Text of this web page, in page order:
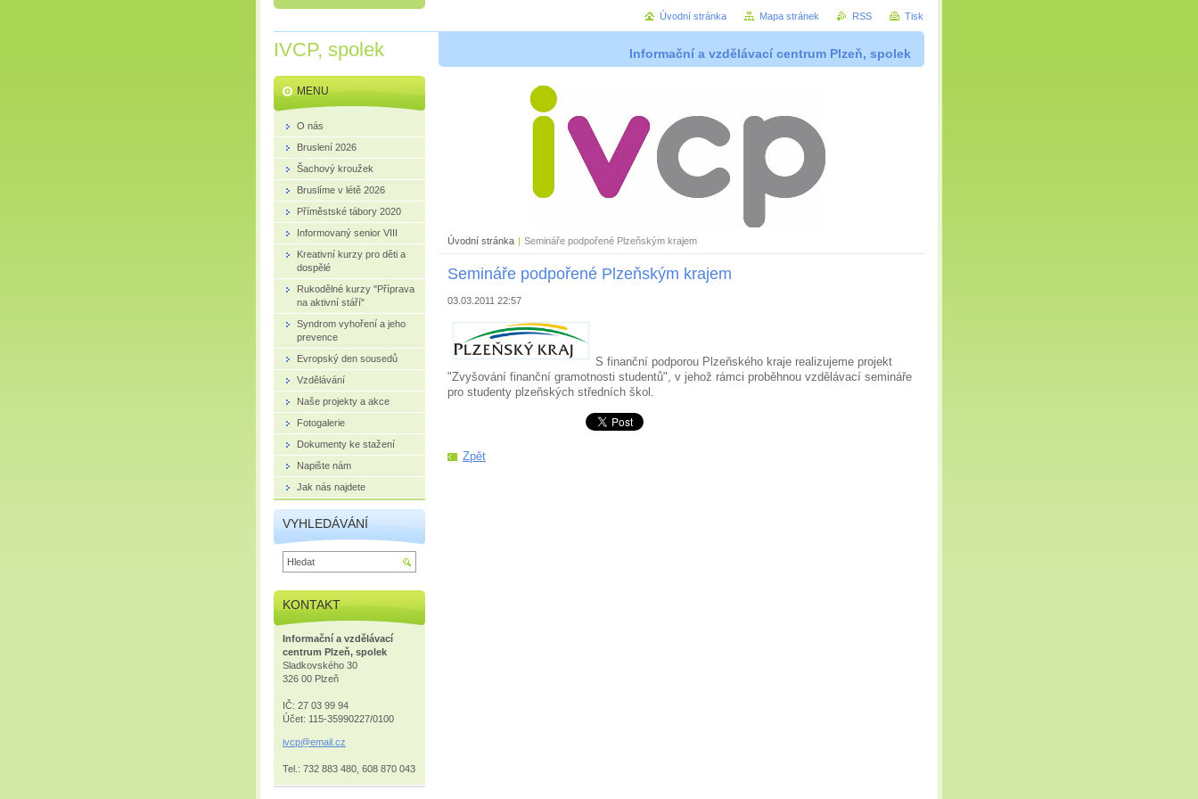
IVCP, spolek Informační a vzdělávací centrum Plzeň, spolek
Úvodní stránka | Semináře podpořené Plzeňským krajem
Semináře podpořené Plzeňským krajem
03.03.2011 22:57
S finanční podporou Plzeňského kraje realizujeme projekt
"Zvyšování finanční gramotnosti studentů", v jehož rámci proběhnou vzdělávací semináře
pro studenty plzeňských středních škol.
Zpět
MENU
O nás
Bruslení 2026
Šachový kroužek
Bruslíme v létě 2026
Příměstské tábory 2020
Informovaný senior VIII
Kreativní kurzy pro děti a
dospělé
Rukodělné kurzy "Příprava
na aktivní stáří"
Syndrom vyhoření a jeho
prevence
Evropský den sousedů
Vzdělávání
Naše projekty a akce
Fotogalerie
Dokumenty ke stažení
Napište nám
Jak nás najdete
VYHLEDÁVÁNÍ
KONTAKT
Informační a vzdělávací
centrum Plzeň, spolek
Sladkovského 30
326 00 Plzeň
IČ: 27 03 99 94
Účet: 115-35990227/0100
ivcp@email.cz
Tel.: 732 883 480, 608 870 043
Úvodní stránka Mapa stránek RSS Tisk